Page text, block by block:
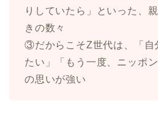
りしていたら」といった、
きの数々
③だからこそZ世代は、「自
たい」「もう一度、ニッポ
の思いが強い